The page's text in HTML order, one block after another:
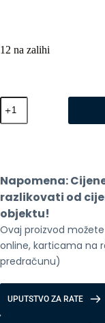
12 na zalihi
XO
Torba
za
količina
Napomena:
razlikovati od
objektu!
Ovaj proizvod
online, karticama na
predračunu)
UPUTSTVO ZA RATE